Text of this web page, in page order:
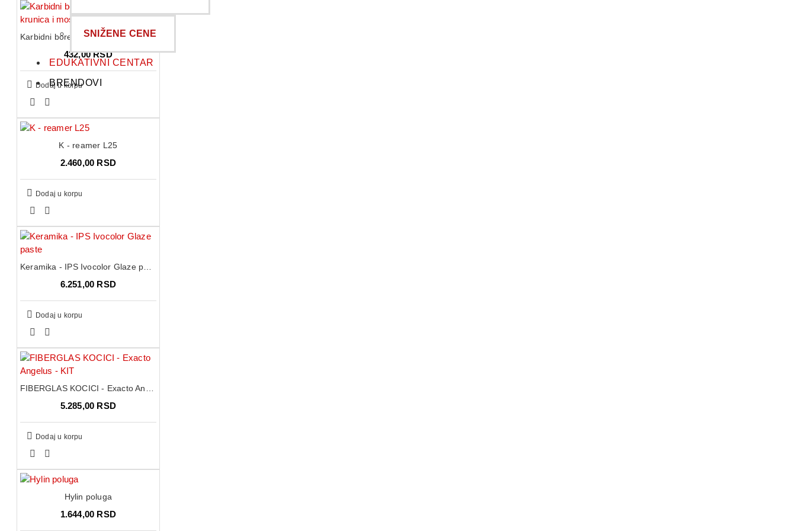
SNIŽENE CENE
EDUKATIVNI CENTAR
BRENDOVI
Karbidni borer za sečenje krunica i mostova za turbinu
432,00 RSD
Dodaj u korpu
K - reamer L25
2.460,00 RSD
Dodaj u korpu
Keramika - IPS Ivocolor Glaze paste
6.251,00 RSD
Dodaj u korpu
FIBERGLAS KOCICI - Exacto Angelus - KIT
5.285,00 RSD
Dodaj u korpu
Hylin poluga
1.644,00 RSD